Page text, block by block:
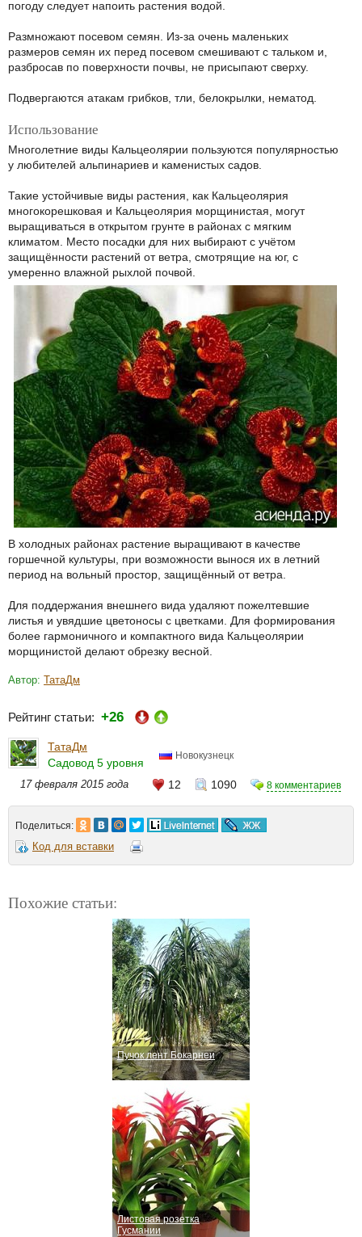
погоду следует напоить растения водой.
Размножают посевом семян. Из-за очень маленьких
размеров семян их перед посевом смешивают с тальком и,
разбросав по поверхности почвы, не присыпают сверху.
Подвергаются атакам грибков, тли, белокрылки, нематод.
Использование
Многолетние виды Кальцеолярии пользуются популярностью
у любителей альпинариев и каменистых садов.
Такие устойчивые виды растения, как Кальцеолярия
многокорешковая и Кальцеолярия морщинистая, могут
выращиваться в открытом грунте в районах с мягким
климатом. Место посадки для них выбирают с учётом
защищённости растений от ветра, смотрящие на юг, с
умеренно влажной рыхлой почвой.
В холодных районах растение выращивают в качестве
горшечной культуры, при возможности вынося их в летний
период на вольный простор, защищённый от ветра.
Для поддержания внешнего вида удаляют пожелтевшие
листья и увядшие цветоносы с цветками. Для формирования
более гармоничного и компактного вида Кальцеолярии
морщинистой делают обрезку весной.
Автор: ТатаДм
Рейтинг статьи: +26
ТатаДм
Садовод 5 уровня
Новокузнецк
17 февраля 2015 года 12 1090 8 комментариев
Поделиться:
Код для вставки
Похожие статьи:
Пучок лент Бокарнеи
Листовая розетка
Гусмании